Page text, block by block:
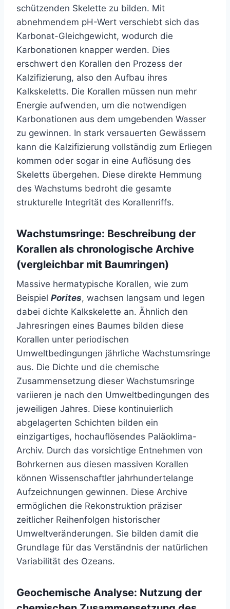
schützenden Skelette zu bilden. Mit
abnehmendem pH-Wert verschiebt sich das
Karbonat-Gleichgewicht, wodurch die
Karbonationen knapper werden. Dies
erschwert den Korallen den Prozess der
Kalzifizierung, also den Aufbau ihres
Kalkskeletts. Die Korallen müssen nun mehr
Energie aufwenden, um die notwendigen
Karbonationen aus dem umgebenden Wasser
zu gewinnen. In stark versauerten Gewässern
kann die Kalzifizierung vollständig zum Erliegen
kommen oder sogar in eine Auflösung des
Skeletts übergehen. Diese direkte Hemmung
des Wachstums bedroht die gesamte
strukturelle Integrität des Korallenriffs.
Wachstumsringe: Beschreibung der
Korallen als chronologische Archive
(vergleichbar mit Baumringen)
Massive hermatypische Korallen, wie zum
Beispiel Porites, wachsen langsam und legen
dabei dichte Kalkskelette an. Ähnlich den
Jahresringen eines Baumes bilden diese
Korallen unter periodischen
Umweltbedingungen jährliche Wachstumsringe
aus. Die Dichte und die chemische
Zusammensetzung dieser Wachstumsringe
variieren je nach den Umweltbedingungen des
jeweiligen Jahres. Diese kontinuierlich
abgelagerten Schichten bilden ein
einzigartiges, hochauflösendes Paläoklima-
Archiv. Durch das vorsichtige Entnehmen von
Bohrkernen aus diesen massiven Korallen
können Wissenschaftler jahrhundertelange
Aufzeichnungen gewinnen. Diese Archive
ermöglichen die Rekonstruktion präziser
zeitlicher Reihenfolgen historischer
Umweltveränderungen. Sie bilden damit die
Grundlage für das Verständnis der natürlichen
Variabilität des Ozeans.
Geochemische Analyse: Nutzung der